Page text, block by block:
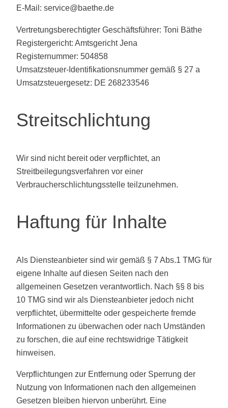
E-Mail: service@baethe.de
Vertretungsberechtigter Geschäftsführer: Toni Bäthe
Registergericht: Amtsgericht Jena
Registernummer: 504858
Umsatzsteuer-Identifikationsnummer gemäß § 27 a
Umsatzsteuergesetz: DE 268233546
Streitschlichtung
Wir sind nicht bereit oder verpflichtet, an
Streitbeilegungsverfahren vor einer
Verbraucherschlichtungsstelle teilzunehmen.
Haftung für Inhalte
Als Diensteanbieter sind wir gemäß § 7 Abs.1 TMG für
eigene Inhalte auf diesen Seiten nach den
allgemeinen Gesetzen verantwortlich. Nach §§ 8 bis
10 TMG sind wir als Diensteanbieter jedoch nicht
verpflichtet, übermittelte oder gespeicherte fremde
Informationen zu überwachen oder nach Umständen
zu forschen, die auf eine rechtswidrige Tätigkeit
hinweisen.
Verpflichtungen zur Entfernung oder Sperrung der
Nutzung von Informationen nach den allgemeinen
Gesetzen bleiben hiervon unberührt. Eine